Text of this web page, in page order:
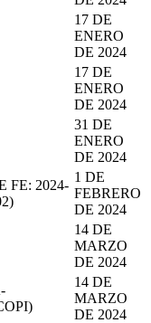
17 DE
ENERO
DE 2024
17 DE
ENERO
DE 2024
31 DE
ENERO
DE 2024
FE: 2024-
1 DE
FEBRERO
DE 2024
14 DE
MARZO
DE 2024
14 DE
MARZO
DE 2024